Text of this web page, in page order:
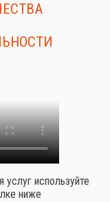
используйте
ниже